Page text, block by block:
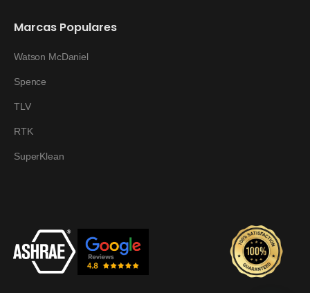
Marcas Populares
Watson McDaniel
Spence
TLV
RTK
SuperKlean